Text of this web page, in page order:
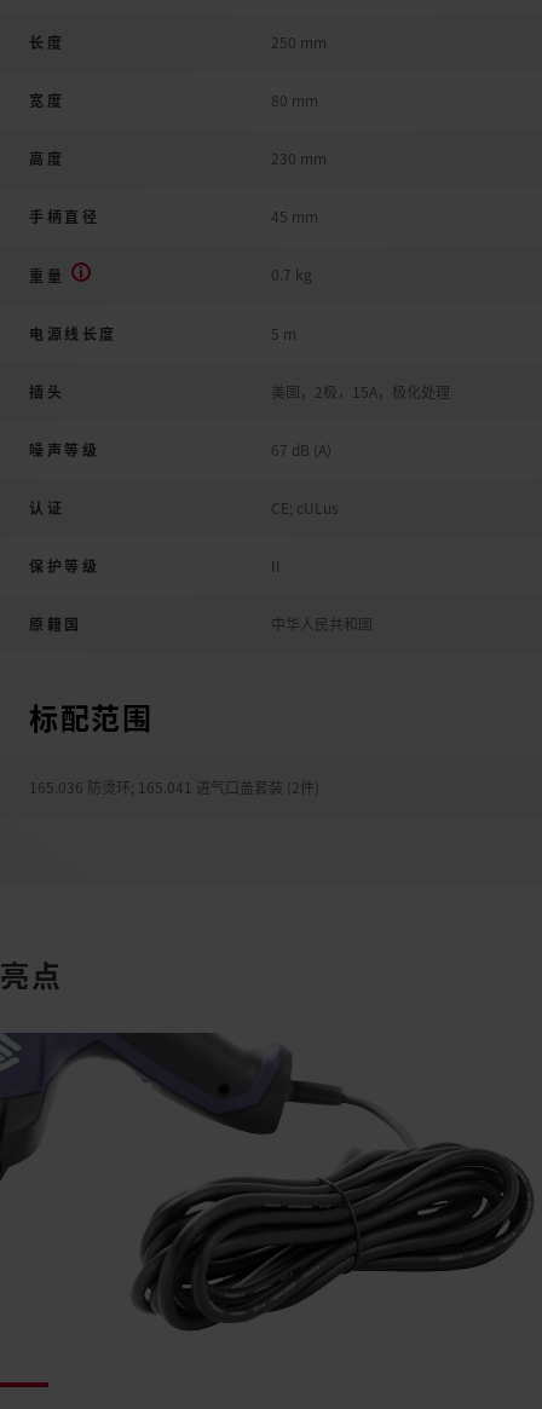
长度 250 mm
宽度 80 mm
高度 230 mm
手柄直径 45 mm
重量 0.7 kg
电源线长度 5 m
插头 美国，2极，15A，极化处理
噪声等级 67 dB (A)
认证 CE; cULus
保护等级 II
原籍国 中华人民共和国
标配范围
165.036 防烫环; 165.041 进气口盖套装 (2件)
亮点